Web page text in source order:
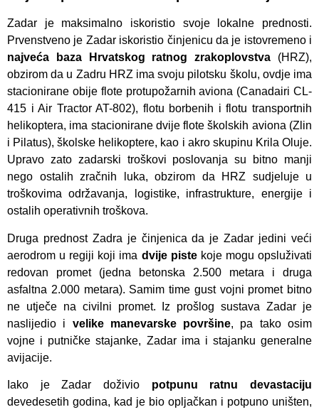
Zadar je maksimalno iskoristio svoje lokalne prednosti.
Prvenstveno je Zadar iskoristio činjenicu da je istovremeno i
najveća baza Hrvatskog ratnog zrakoplovstva (HRZ),
obzirom da u Zadru HRZ ima svoju pilotsku školu, ovdje ima
stacionirane obije flote protupožarnih aviona (Canadairi CL-
415 i Air Tractor AT-802), flotu borbenih i flotu transportnih
helikoptera, ima stacionirane dvije flote školskih aviona (Zlin
i Pilatus), školske helikoptere, kao i akro skupinu Krila Oluje.
Upravo zato zadarski troškovi poslovanja su bitno manji
nego ostalih zračnih luka, obzirom da HRZ sudjeluje u
troškovima održavanja, logistike, infrastrukture, energije i
ostalih operativnih troškova.
Druga prednost Zadra je činjenica da je Zadar jedini veći
aerodrom u regiji koji ima dvije pistekoje mogu opsluživati
redovan promet (jedna betonska 2.500 metara i druga
asfaltna 2.000 metara). Samim time gust vojni promet bitno
ne utječe na civilni promet. Iz prošlog sustava Zadar je
naslijedio i velike manevarske površine, pa tako osim
vojne i putničke stajanke, Zadar ima i stajanku generalne
avijacije.
Iako je Zadar doživio potpunu ratnu devastaciju
devedesetih godina, kad je bio opljačkan i potpuno uništen,